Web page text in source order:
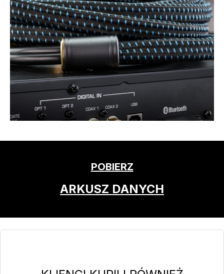
POBIERZ
ARKUSZ DANYCH
Pomiń galerię produktów